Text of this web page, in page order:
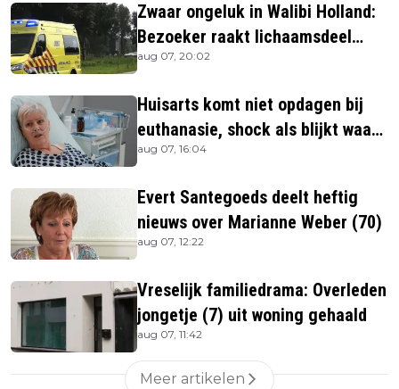
Zwaar ongeluk in Walibi Holland:
Bezoeker raakt lichaamsdeel
kwijt
aug 07, 20:02
Huisarts komt niet opdagen bij
euthanasie, shock als blijkt waar
ze is
aug 07, 16:04
Evert Santegoeds deelt heftig
nieuws over Marianne Weber (70)
aug 07, 12:22
Vreselijk familiedrama: Overleden
jongetje (7) uit woning gehaald
aug 07, 11:42
Meer artikelen